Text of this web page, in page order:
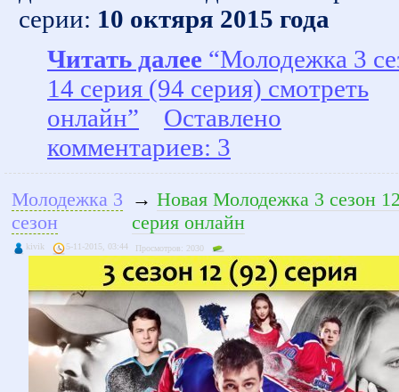
серии: 10 октяря 2015 года
Читать далее “Молодежка 3
14 серия (94 серия) смотреть
онлайн”
Оставлено
комментариев: 3
Молодежка 3
сезон
→ Новая Молодежка 3 сезон
серия онлайн
kivik 5-11-2015, 03:44 Просмотров: 2030